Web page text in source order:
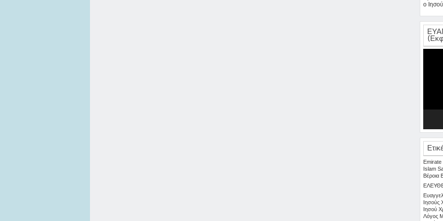
ο
Emirate
Islam
Βέροια
Ιησούς
Ιησού
Λόγος